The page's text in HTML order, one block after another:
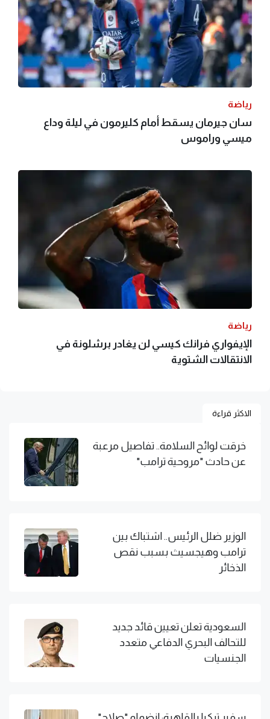
رياضة
سان جيرمان يسقط أمام كليرمون في ليلة وداع
ميسي وراموس
رياضة
الإيفواري فرانك كيسي لن يغادر برشلونة في
الانتقالات الشتوية
الاكثر قراءة
خرقت لوائح السلامة.. تفاصيل مرعبة
عن حادث "مروحية ترامب"
الوزير ضلل الرئيس.. اشتباك بين
ترامب وهيجسيث بسبب نقص
الذخائر
السعودية تعلن تعيين قائد جديد
للتحالف البحري الدفاعي متعدد
الجنسيات